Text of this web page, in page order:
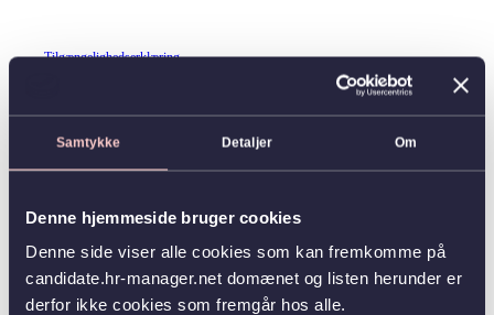
Samtykke Detaljer Om
Denne hjemmeside bruger cookies
Denne side viser alle cookies som kan fremkomme på
candidate.hr-manager.net domænet og listen herunder er
derfor ikke cookies som fremgår hos alle.
Tilgængelighedserklæring